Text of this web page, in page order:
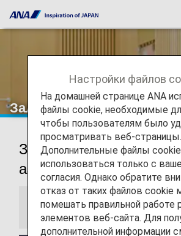
Зал ожидания в
Залы ожидания в
аэропорту Таосянь
Информация
Настройки файлов
На домашней странице ANA
файлы cookie, необходимые
чтобы пользователям было
просматривать веб-страницы.
Дополнительные файлы cookie
использоваться только с
согласия. Однако обратите
отказ от таких файлов cookie
помешать правильной работе
элементов веб-сайта. Для
дополнительной информации